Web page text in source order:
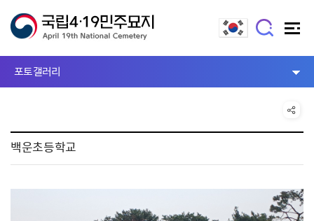
포토갤러리
백운초등학교